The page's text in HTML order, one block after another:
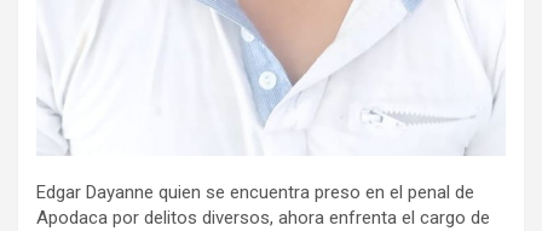
Edgar Dayanne quien se encuentra preso en el penal de
Apodaca por delitos diversos, ahora enfrenta el cargo de